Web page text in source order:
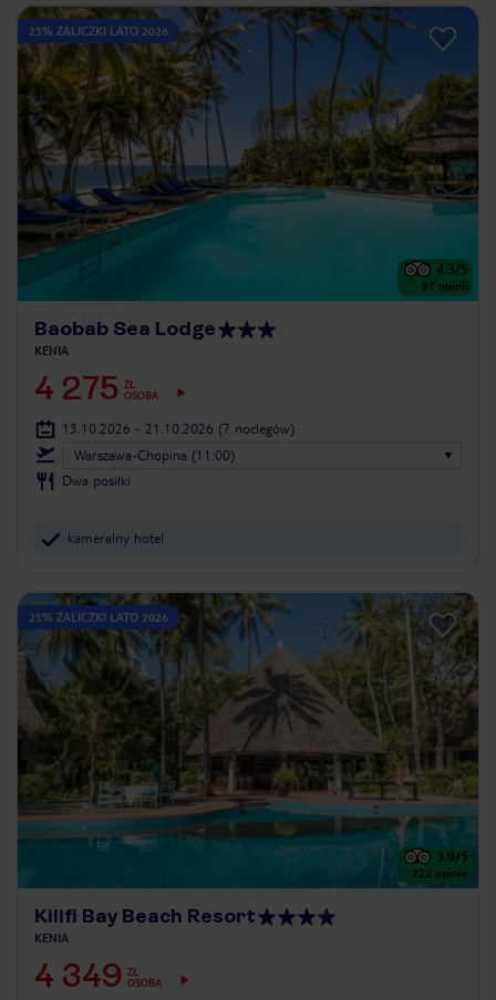
25% ZALICZKI LATO 2026
4.3/5
87 opinii
Baobab Sea Lodge
KENIA
4 275 ZŁ
OSOBA
13.10.2026 - 21.10.2026 (7 noclegów)
Warszawa-Chopina (11:00)
Dwa posiłki
kameralny hotel
25% ZALICZKI LATO 2026
3.9/5
222 opinie
Kilifi Bay Beach Resort
KENIA
4 349 ZŁ
OSOBA